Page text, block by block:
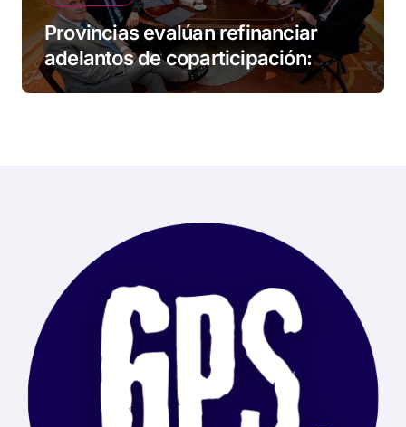
Provincias evalúan refinanciar
adelantos de coparticipación:
Tierra del Fuego, entre las